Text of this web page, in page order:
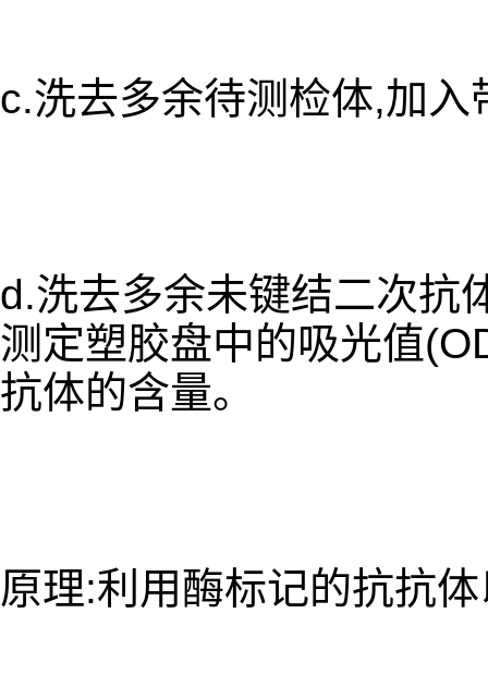
c.洗去多余待测检体,加
d.洗去多余未键结二次抗
测定塑胶盘中的吸光值
抗体的含量。
原理:利用酶标记的抗抗